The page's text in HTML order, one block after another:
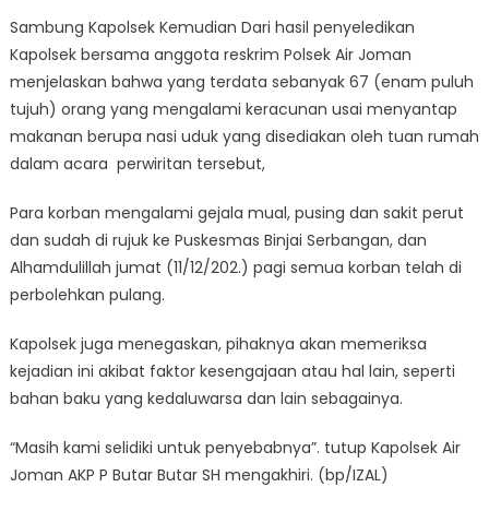
Sambung Kapolsek Kemudian Dari hasil penyeledikan
Kapolsek bersama anggota reskrim Polsek Air Joman
menjelaskan bahwa yang terdata sebanyak 67 (enam puluh
tujuh) orang yang mengalami keracunan usai menyantap
makanan berupa nasi uduk yang disediakan oleh tuan rumah
dalam acara perwiritan tersebut,
Para korban mengalami gejala mual, pusing dan sakit perut
dan sudah di rujuk ke Puskesmas Binjai Serbangan, dan
Alhamdulillah jumat (11/12/202.) pagi semua korban telah di
perbolehkan pulang.
Kapolsek juga menegaskan, pihaknya akan memeriksa
kejadian ini akibat faktor kesengajaan atau hal lain, seperti
bahan baku yang kedaluwarsa dan lain sebagainya.
“Masih kami selidiki untuk penyebabnya”. tutup Kapolsek Air
Joman AKP P Butar Butar SH mengakhiri. (bp/IZAL)